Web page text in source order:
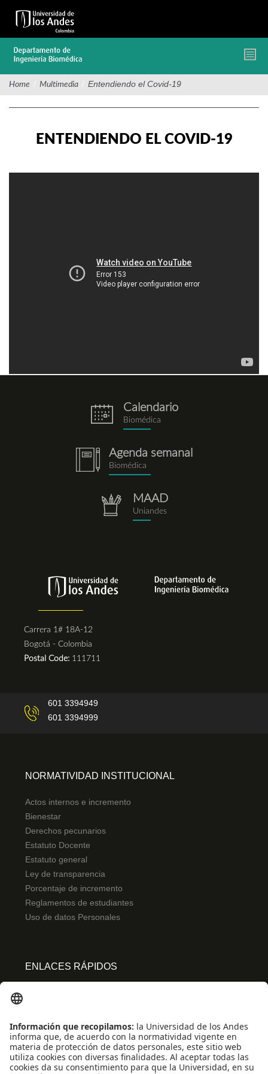
contenido
Home / Multimedia / Entendiendo el Covid-19
ENTENDIENDO EL COVID-19
eventos.png
Calendario
Biomédica
notebook.png
Agenda semanal
Biomédica
repositorio.png
MAAD
Uniandes
Carrera 1# 18A-12
Bogotá - Colombia
Postal Code: 111711
601 3394949
601 3394999
NORMATIVIDAD INSTITUCIONAL
Actos internos e incremento
Bienestar
Derechos pecunarios
Estatuto Docente
Estatuto general
Ley de transparencia
Porcentaje de incremento
Reglamentos de estudiantes
Uso de datos Personales
ENLACES RÁPIDOS
Convivencia y transparencia
Emergencias: Extensión 0000
Eventos destacados
Mapa del Sitio